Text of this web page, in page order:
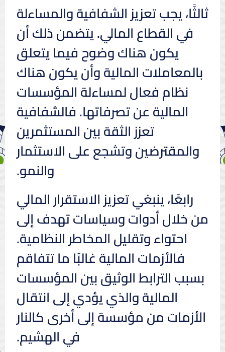
ثالثًا، يجب تعزيز الشفافية والمساءلة
في القطاع المالي. يتضمن ذلك أن
يكون هناك وضوح فيما يتعلق
بالمعاملات المالية وأن يكون هناك
نظام فعال لمساءلة المؤسسات
المالية عن تصرفاتها. فالشفافية
تعزز الثقة بين المستثمرين
والمقترضين وتشجع على الاستثمار
والنمو.
رابعًا، ينبغي تعزيز الاستقرار المالي
من خلال أدوات وسياسات تهدف إلى
احتواء وتقليل المخاطر النظامية.
فالأزمات المالية غالبًا ما تتفاقم
بسبب الترابط الوثيق بين المؤسسات
المالية والذي يؤدي إلى انتقال
الأزمات من مؤسسة إلى أخرى كالنار
في الهشيم.